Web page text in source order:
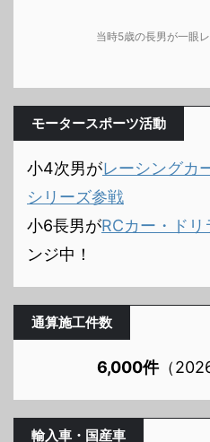
当時5歳の長男が一眼
モータースポーツ活動
小4次男がレーシングカ
シリーズ参戦
小6長男がRCカー・ドリ
ンジ中！
通算施工件数
6,000件（
輸入車・国産車